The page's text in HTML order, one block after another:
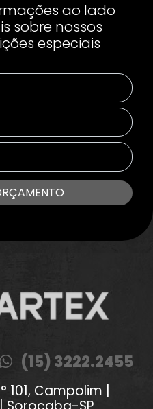
ao lado
sobre nossos
especiais
(15) 3222.2455
101, Campolim |